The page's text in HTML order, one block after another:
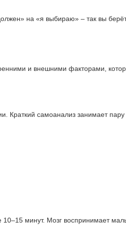
на «я выбираю» – так вы
и внешними факторами,
Краткий самоанализ занимает
10–15 минут. Мозг воспринимает